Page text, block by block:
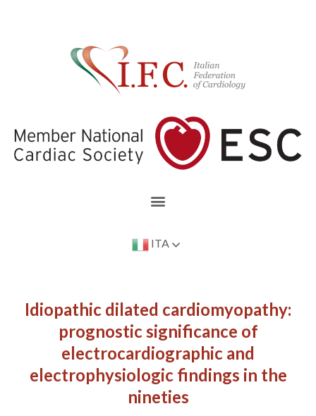
ITA
Idiopathic dilated cardiomyopathy:
prognostic significance of
electrocardiographic and
electrophysiologic findings in the
nineties